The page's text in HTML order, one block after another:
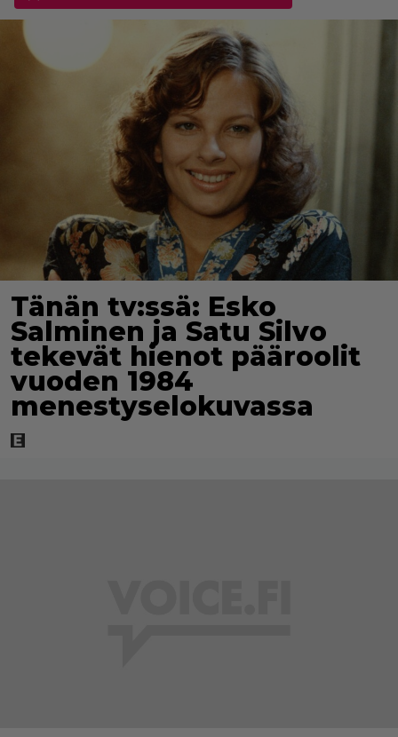
Tänän tv:ssä: Esko
Salminen ja Satu Silvo
tekevät hienot pääroolit
vuoden 1984
menestyselokuvassa